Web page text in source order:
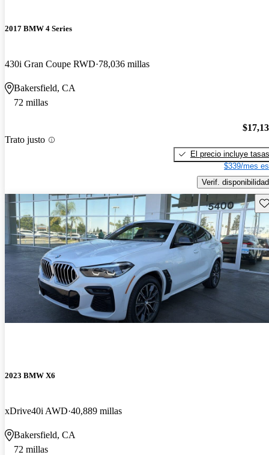
2017 BMW 4 Series
430i Gran Coupe RWD 78,036 millas
Bakersfield, CA
72 millas
Trato justo
El precio incluye tasas
$339/mes
Verif. disponibilidad
2023 BMW X6
xDrive40i AWD 40,889 millas
Bakersfield, CA
72 millas